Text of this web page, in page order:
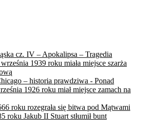
cz. IV – Apokalipsa – Tragedia
1939 roku miała miejsce szarża
– historia prawdziwa - Ponad
1926 roku miał miejsce zamach na
roku rozegrała się bitwa pod Mątwami
roku Jakub II Stuart stłumił bunt